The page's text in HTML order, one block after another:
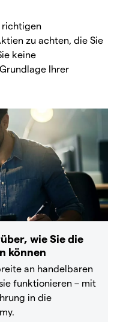
richtigen
zu achten, die Sie
keine
Ihrer
wie Sie die
können
an handelbaren
funktionieren – mit
in die